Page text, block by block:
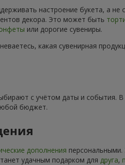
настроение букета, а не
декора. Это может быть
или дорогие сувениры.
какая сувенирная
с учётом даты и события.
бюджет.
дополнения
удачным подарком для друга,